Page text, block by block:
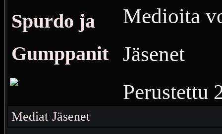
Spurdo ja
Gumppanit
Medioita
Jäsenet
Perustettu
Mediat Jäsenet